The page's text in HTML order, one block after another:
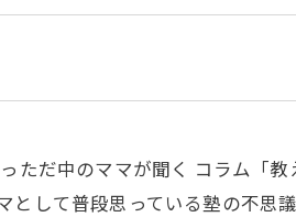
ただ中のママが聞く コラム「教
して普段思っている塾の不思